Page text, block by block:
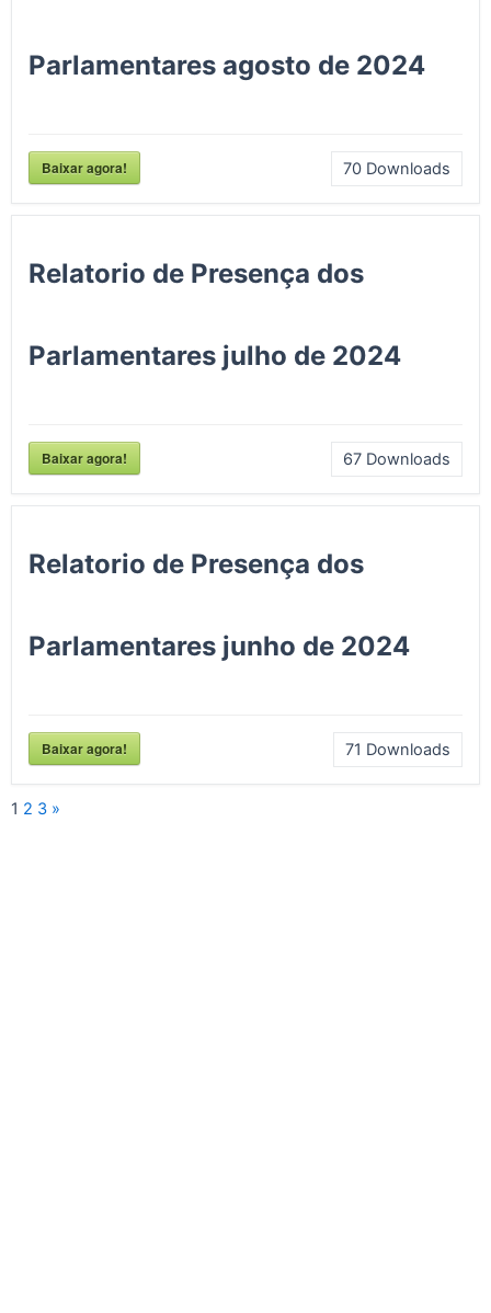
Parlamentares agosto de 2024
Baixar agora! 70 Downloads
Relatorio de Presença dos
Parlamentares julho de 2024
Baixar agora! 67 Downloads
Relatorio de Presença dos
Parlamentares junho de 2024
Baixar agora! 71 Downloads
1 2 3 »